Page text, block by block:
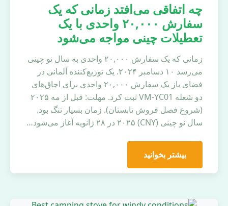
چه اتفاقی می‌افتد زمانی که یک
سفارش ۲۰,۰۰۰ واحدی با یک
تعطیلات چینی مواجه می‌شود
زمانی که یک سفارش ۲۰,۰۰۰ واحدی به سال نو چینی
می‌رسد ۱۰ دسامبر ۲۰۲۴. یک توزیع‌کننده آلمانی در
فضای باز یک سفارش ۲۰,۰۰۰ واحدی برای اجاق‌های
دو شعله VM-YC01 ثبت کرد. مهلت: قبل از مه ۲۰۲۵
(شروع فصل فروش تابستان). زمان بسیار تنگ بود.
سال نو چینی (CNY) ۲۰۲۵ در ۲۸ ژانویه آغاز می‌شود…
بیشتر بخوانید